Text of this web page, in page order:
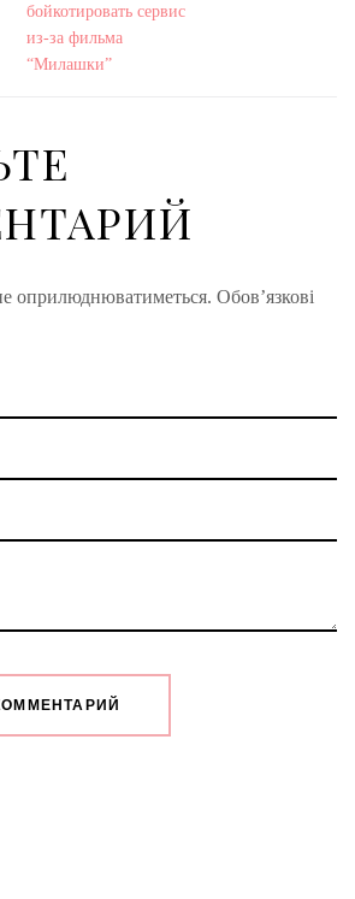
бойкотировать сервис
из-за фильма
“Милашки”
оприлюднюватиметься. Обов’язкові